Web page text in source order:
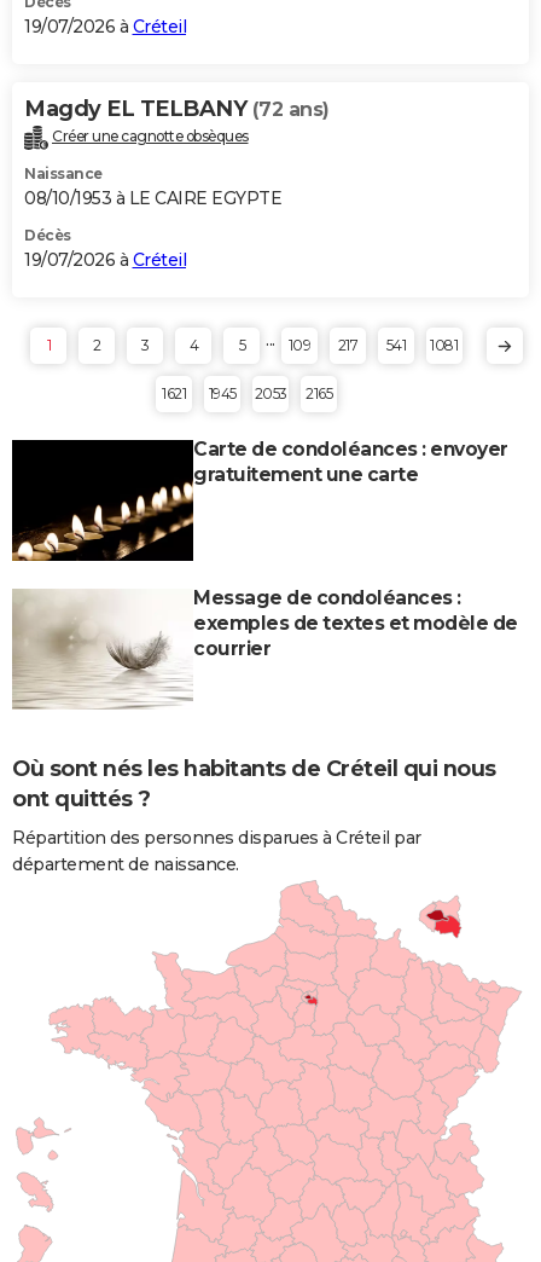
19/07/2026 à Créteil
Magdy EL TELBANY (72 ans)
Créer une cagnotte obsèques
Naissance
08/10/1953 à LE CAIRE EGYPTE
Décès
19/07/2026 à Créteil
1 2 3 4 5 ... 109 217 541 1081
1621 1945 2053 2165
Carte de condoléances : envoyer
gratuitement une carte
Message de condoléances :
exemples de textes et modèle de
courrier
Où sont nés les habitants de Créteil qui nous
ont quittés ?
Répartition des personnes disparues à Créteil par
département de naissance.